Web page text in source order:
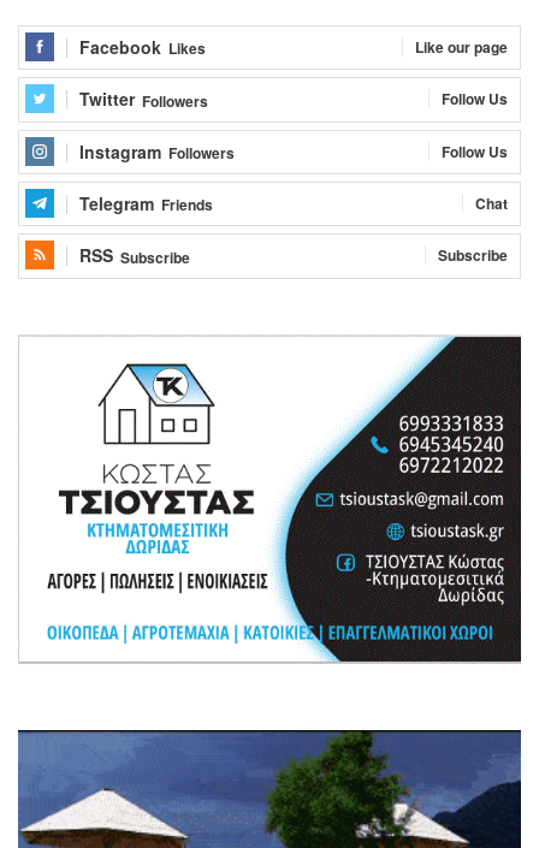
Facebook Likes Like our page
Twitter Followers Follow Us
Instagram Followers Follow Us
Telegram Friends Chat
RSS Subscribe Subscribe